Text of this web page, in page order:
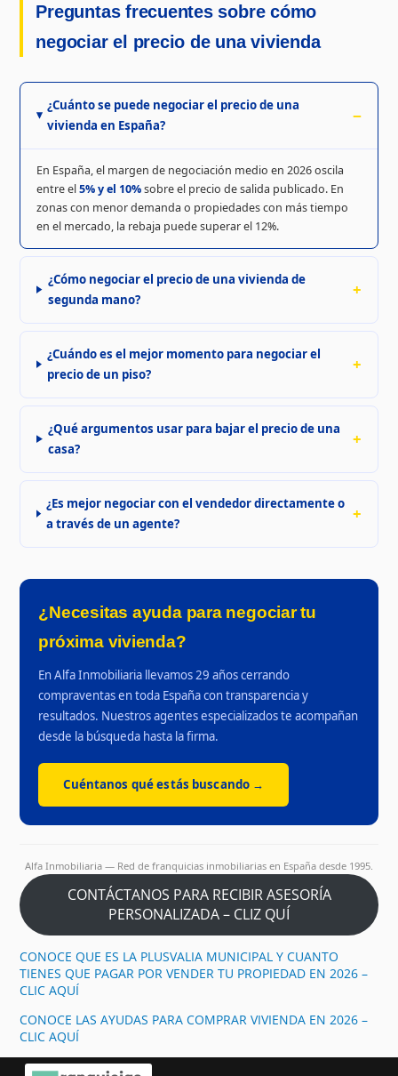
Preguntas frecuentes sobre cómo
negociar el precio de una vivienda
¿Cuánto se puede negociar el precio de una
vivienda en España?
En España, el margen de negociación medio en 2026 oscila
entre el5% y el 10%sobre el precio de salida publicado. En
zonas con menor demanda o propiedades con más tiempo
en el mercado, la rebaja puede superar el 12%.
¿Cómo negociar el precio de una vivienda de
segunda mano?
¿Cuándo es el mejor momento para negociar el
precio de un piso?
¿Qué argumentos usar para bajar el precio de una
casa?
¿Es mejor negociar con el vendedor directamente o
a través de un agente?
¿Necesitas ayuda para negociar tu
próxima vivienda?
En Alfa Inmobiliaria llevamos 29 años cerrando
compraventas en toda España con transparencia y
resultados. Nuestros agentes especializados te acompañan
desde la búsqueda hasta la firma.
Cuéntanos qué estás buscando →
Alfa Inmobiliaria — Red de franquicias inmobiliarias en España desde 1995.
CONTÁCTANOS PARA RECIBIR ASESORÍA
PERSONALIZADA – CLIZ QUÍ
CONOCE QUE ES LA PLUSVALIA MUNICIPAL Y CUANTO
TIENES QUE PAGAR POR VENDER TU PROPIEDAD EN 2026 –
CLIC AQUÍ
CONOCE LAS AYUDAS PARA COMPRAR VIVIENDA EN 2026 –
CLIC AQUÍ